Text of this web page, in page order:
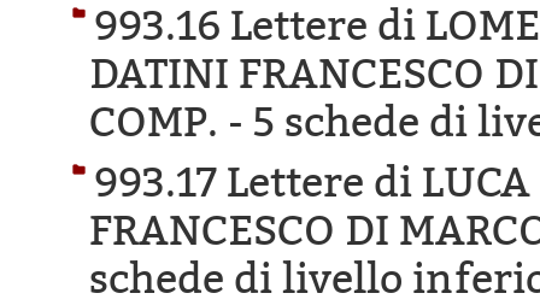
993.16 Lettere di
DATINI FRANCESCO
COMP. - 5 schede di
993.17 Lettere di
FRANCESCO DI
schede di livello